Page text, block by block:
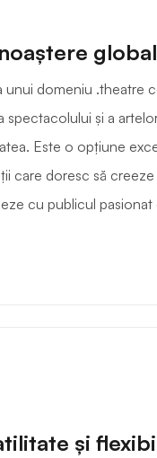
unui domeniu .theatre
spectacolului și a
Este o opțiune
care doresc să
cu publicul pasionat
și